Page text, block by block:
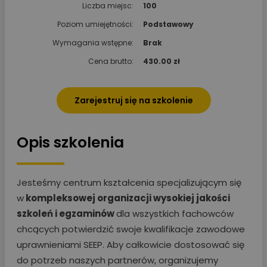
Liczba miejsc:
100
Poziom umiejętności:
Podstawowy
Wymagania wstępne:
Brak
Cena brutto:
430.00 zł
Zarejestruj się na szkolenie
Opis szkolenia
Jesteśmy centrum kształcenia specjalizującym się
wkompleksowej organizacji wysokiej jakości
szkoleń i egzaminówdla wszystkich fachowców
chcących potwierdzić swoje kwalifikacje zawodowe
uprawnieniami SEEP. Aby całkowicie dostosować się
do potrzeb naszych partnerów, organizujemy